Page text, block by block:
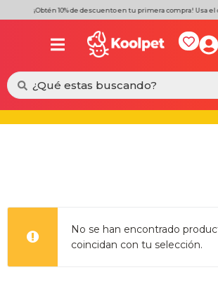
¡Obtén 10% de descuento en tu primera compra! Usa el
No se han encontrado
coincidan con tu selección.